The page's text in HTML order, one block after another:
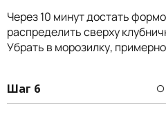
Через 10 минут достать
распределить сверху
Убрать в морозилку, примерно
Шаг 6